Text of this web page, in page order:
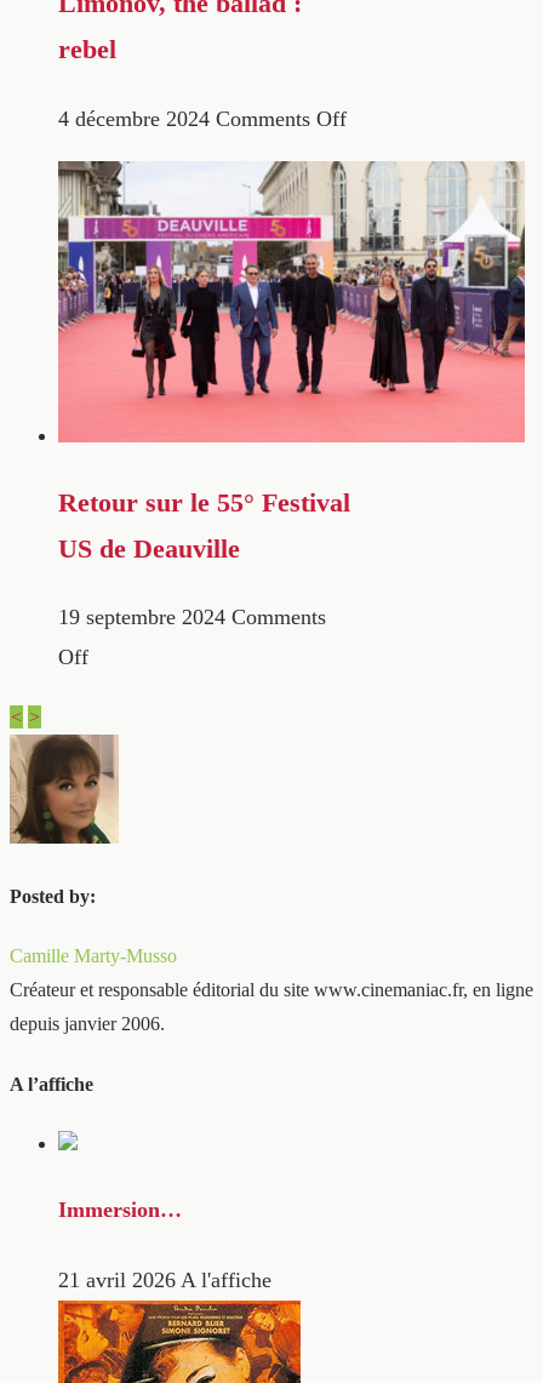
rebel
4 décembre 2024 Comments Off
Retour sur le 55° Festival
US de Deauville
19 septembre 2024 Comments
Off
< >
Posted by:
Camille Marty-Musso
Créateur et responsable éditorial du site www.cinemaniac.fr, en ligne
depuis janvier 2006.
A l’affiche
Immersion…
21 avril 2026 A l'affiche